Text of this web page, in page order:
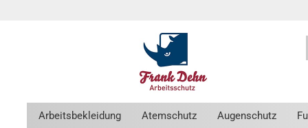
Arbeitsbekleidung Atemschutz Augenschutz